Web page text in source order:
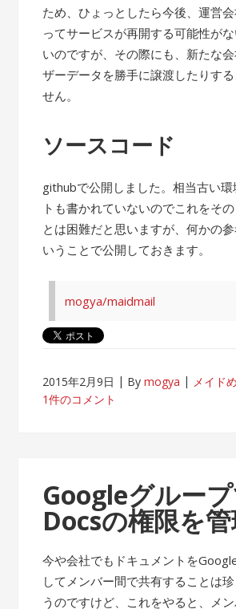
ため、ひょっとしたら今後、運営
ってサービスが再開する可能性が
いのですが、その際にも、新たな
ザーデータを勝手に譲渡したりす
せん。
ソースコード
githubで公開しました。相当古い環
トも書かれていないのでこれをそ
とは困難だと思いますが、何かの
いうことで公開しておきます。
mogya/maidmail
2015年2月9日 Bymogya
メイド
1件のコメント
Googleグルー
Docsの権限を
今や会社でもドキュメントを
してメンバー間で共有することは
うのですけど、これをやると、メ